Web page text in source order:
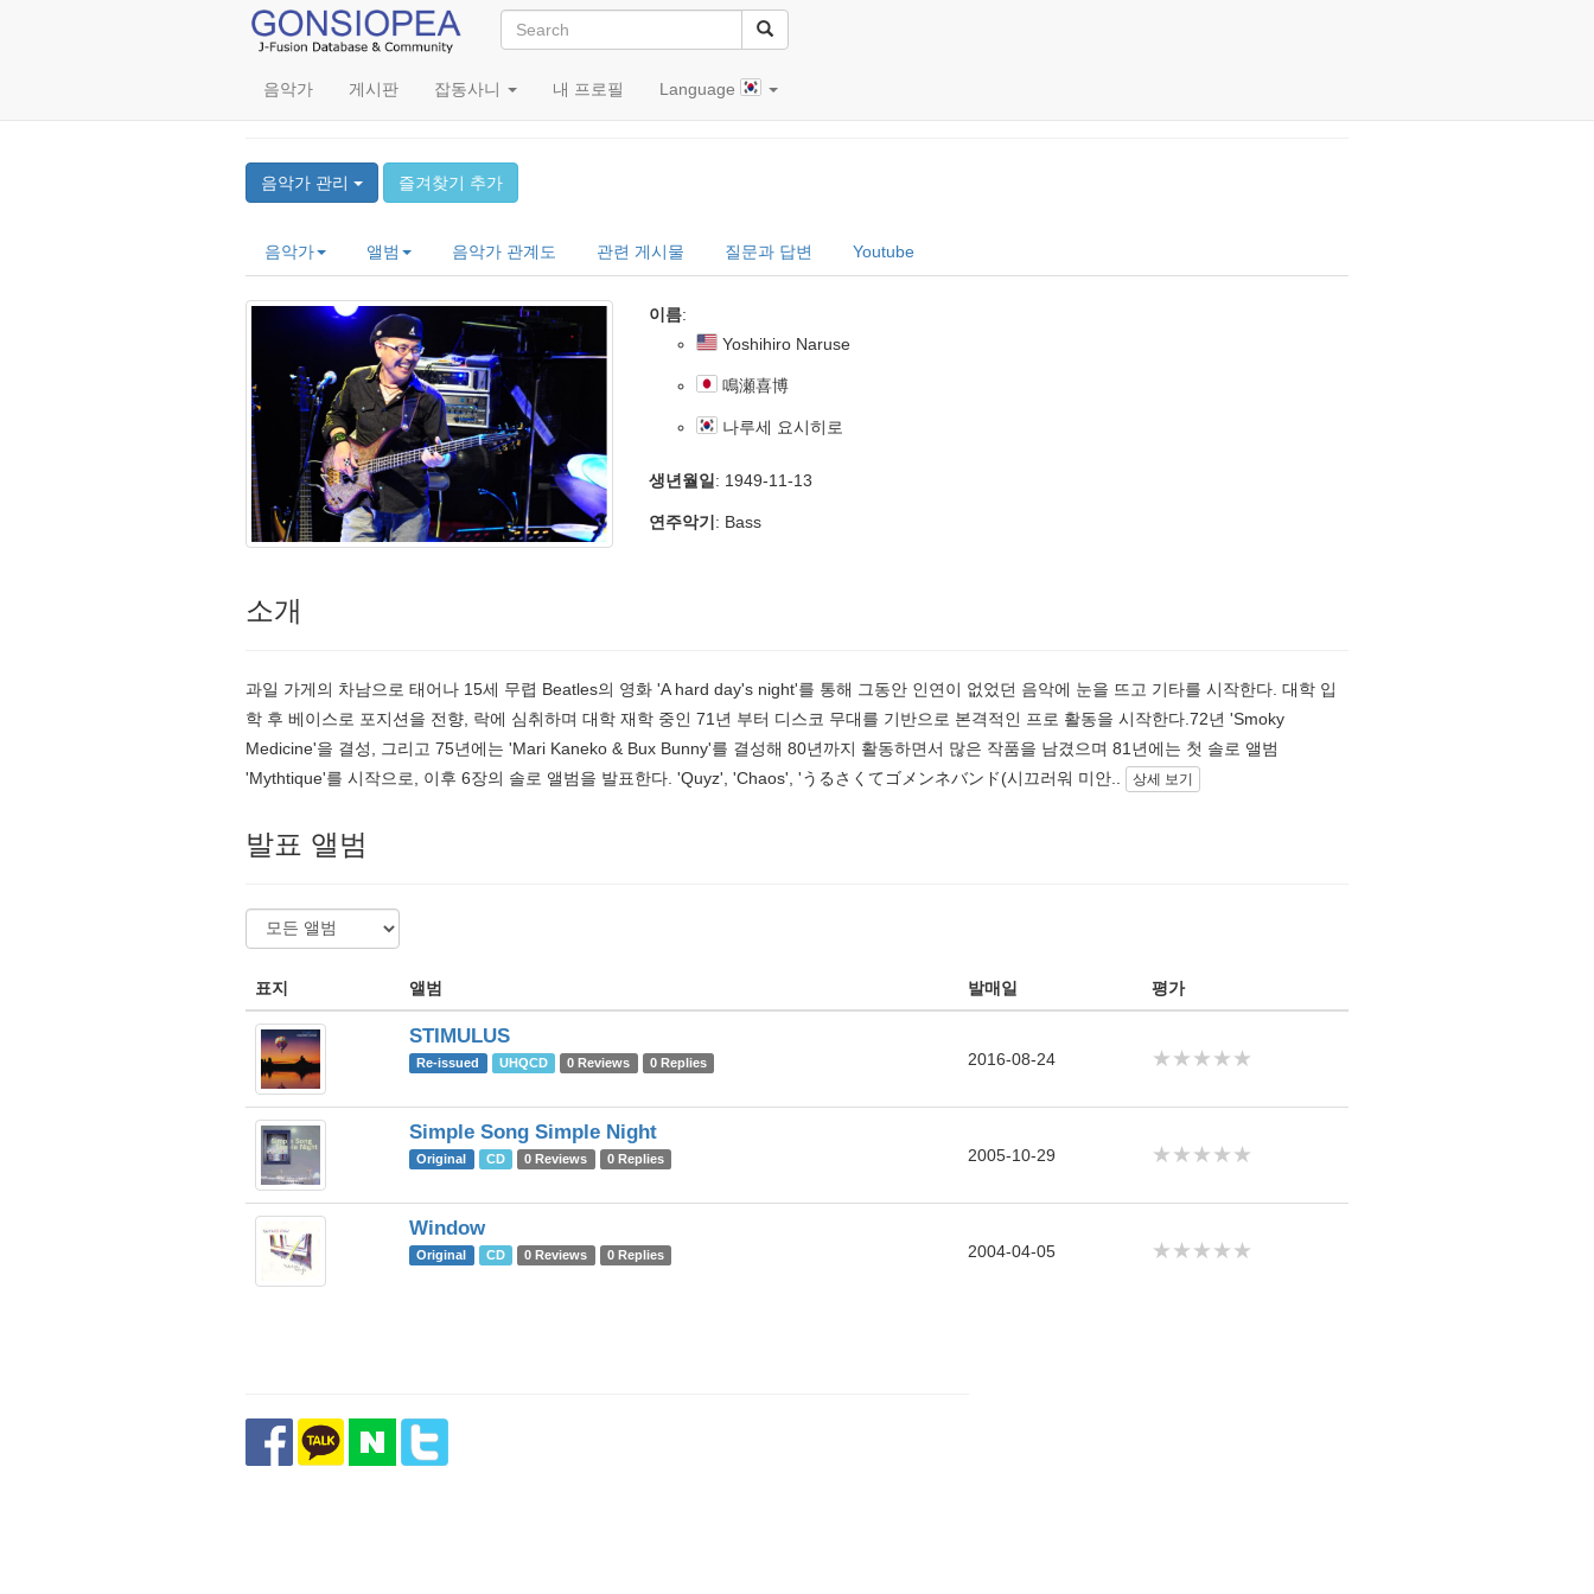
음악가 게시판 잡동사니 내 프로필 Language
Yoshihiro Naruse (鳴瀬喜博)
음악가 관리 즐겨찾기 추가
음악가 앨범 음악가 관계도 관련 게시물 질문과 답변 Youtube
이름:
Yoshihiro Naruse
鳴瀬喜博
나루세 요시히로
생년월일 : 1949-11-13
연주악기 : Bass
소개
과일 가게의 차남으로 태어나 15세 무렵 Beatles의 영화 'A hard day's night'를 통해 그동안 인연이 없었던 음악에 눈을 뜨고 기타를 시작한다. 대학 입
학 후 베이스로 포지션을 전향, 락에 심취하며 대학 재학 중인 71년 부터 디스코 무대를 기반으로 본격적인 프로 활동을 시작한다.72년 'Smoky
Medicine'을 결성, 그리고 75년에는 'Mari Kaneko & Bux Bunny'를 결성해 80년까지 활동하면서 많은 작품을 남겼으며 81년에는 첫 솔로 앨범
'Mythtique'를 시작으로, 이후 6장의 솔로 앨범을 발표한다. 'Quyz', 'Chaos', 'うるさくてゴメンネバンド(시끄러워 미안..
상세 보기
발표 앨범
표지 앨범 발매일 평가
STIMULUS
Re-issued UHQCD 0 Reviews 0 Replies 2016-08-24 ★★★★★
Simple Song Simple Night
Original CD 0 Reviews 0 Replies 2005-10-29 ★★★★★
Window
Original CD 0 Reviews 0 Replies 2004-04-05 ★★★★★